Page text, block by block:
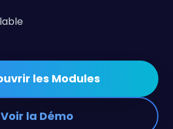
les Modules
Voir la Démo